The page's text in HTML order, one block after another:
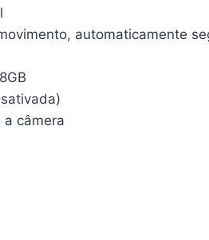
automaticamente
câmera